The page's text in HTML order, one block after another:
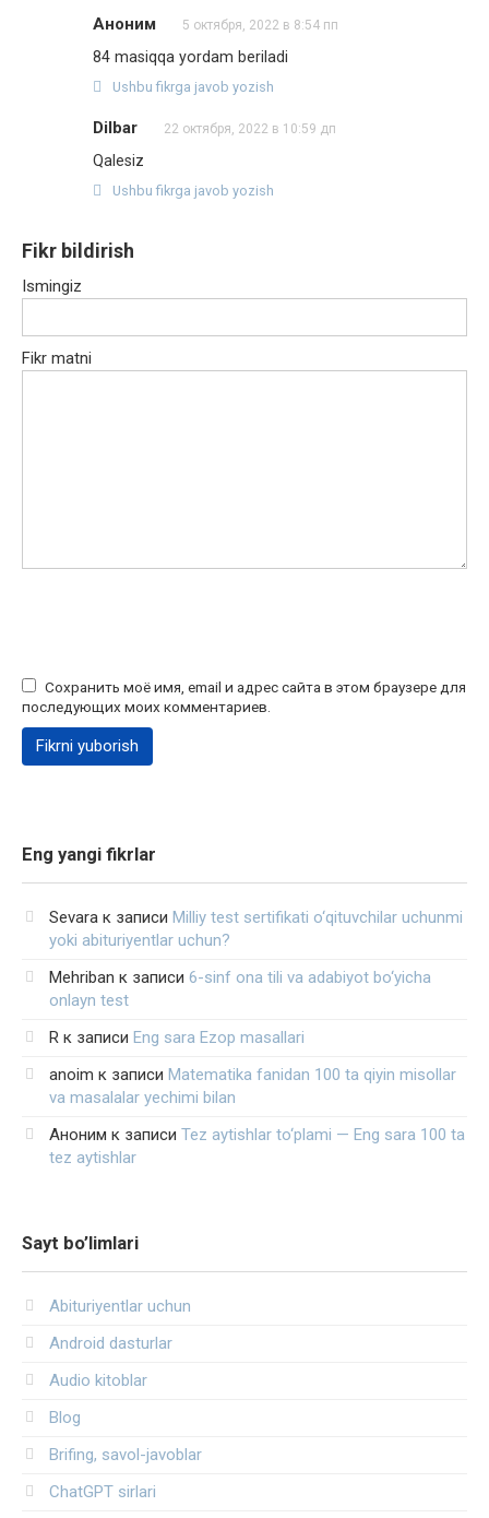
Аноним 5 октября, 2022 в 8:54 пп
84 masiqqa yordam beriladi
Ushbu fikrga javob yozish
Dilbar 22 октября, 2022 в 10:59 дп
Qalesiz
Ushbu fikrga javob yozish
Fikr bildirish
Ismingiz
Fikr matni
Сохранить моё имя, email и адрес сайта в этом браузере для
последующих моих комментариев.
Eng yangi fikrlar
Sevara к записи Milliy test sertifikati o‘qituvchilar uchunmi
yoki abituriyentlar uchun?
Mehriban к записи 6-sinf ona tili va adabiyot bo‘yicha
onlayn test
R к записи Eng sara Ezop masallari
anoim к записи Matematika fanidan 100 ta qiyin misollar
va masalalar yechimi bilan
Аноним к записи Tez aytishlar to‘plami — Eng sara 100 ta
tez aytishlar
Sayt bo’limlari
Abituriyentlar uchun
Android dasturlar
Audio kitoblar
Blog
Brifing, savol-javoblar
ChatGPT sirlari